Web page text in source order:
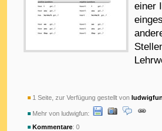
einer
1 Seite, zur Verfügung gestellt von
Mehr von ludwigfun:
Kommentare: 0